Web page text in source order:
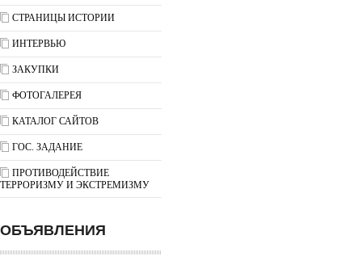
СТРАНИЦЫ ИСТОРИИ
ИНТЕРВЬЮ
ЗАКУПКИ
ФОТОГАЛЕРЕЯ
КАТАЛОГ САЙТОВ
ГОС. ЗАДАНИЕ
ПРОТИВОДЕЙСТВИЕ
ТЕРРОРИЗМУ И ЭКСТРЕМИЗМУ
ОБЪЯВЛЕНИЯ